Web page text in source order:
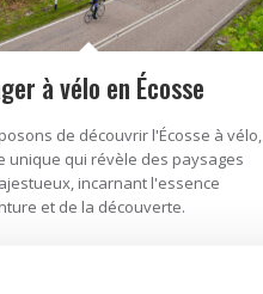
à vélo en Écosse
de découvrir l'Écosse à vélo,
unique qui révèle des paysages
incarnant l'essence
et de la découverte.